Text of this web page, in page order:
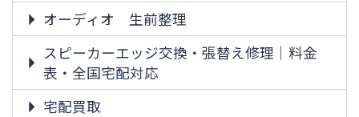
オーディオ 生前整理
スピーカーエッジ交換・張替え修理｜料金
表・全国宅配対応
宅配買取